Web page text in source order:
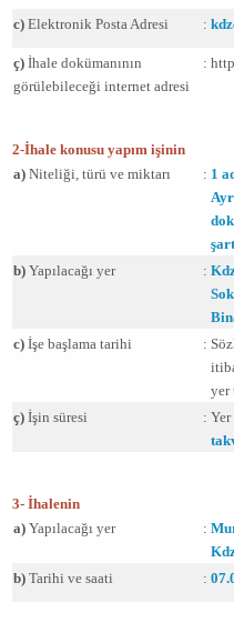
c) Elektronik Posta Adresi :
ç) İhale dokümanının
görülebileceği internet adresi
:
2-İhale konusu yapım işinin
a) Niteliği, türü ve miktarı : 1
b) Yapılacağı yer :
c) İşe başlama tarihi :
yer
ç) İşin süresi :
3- İhalenin
a) Yapılacağı yer :
b) Tarihi ve saati :